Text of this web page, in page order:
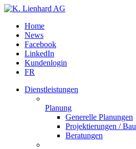
Home
News
Facebook
LinkedIn
Kundenlogin
FR
Dienstleistungen
Planung
Generelle Planungen
Projektierungen / Bau
Beratungen